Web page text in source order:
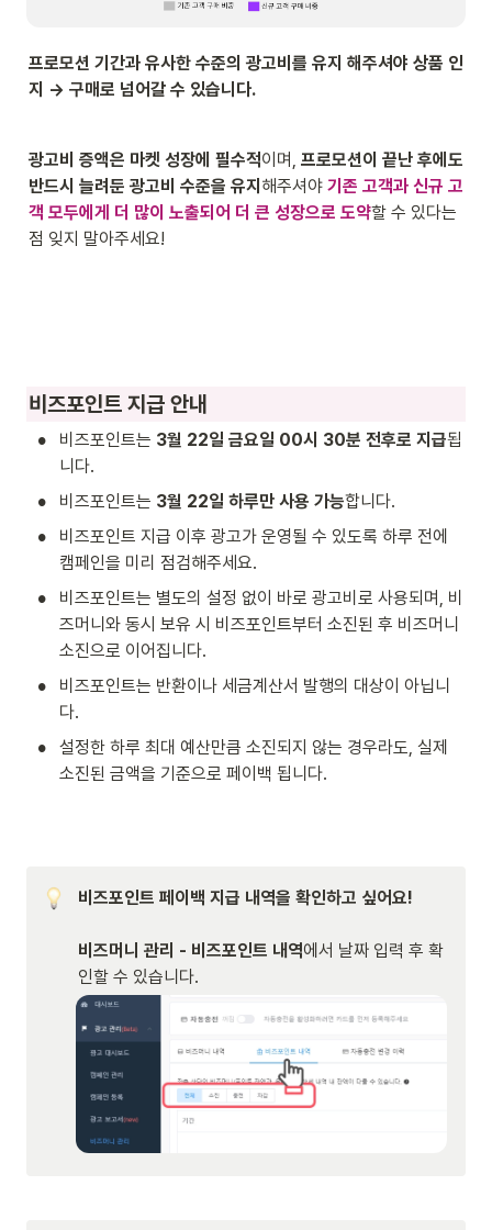
프로모션 기간과 유사한 수준의 광고비를 유지 해주셔야 상품 인
지 → 구매로 넘어갈 수 있습니다.
광고비 증액은 마켓 성장에 필수적이며, 프로모션이 끝난 후에도
반드시 늘려둔 광고비 수준을 유지 해주셔야 기존 고객과 신규 고
객 모두에게 더 많이 노출되어 더 큰 성장으로 도약할 수 있다는
점 잊지 말아주세요!
비즈포인트 지급 안내
• 비즈포인트는 3월 22일 금요일 00시 30분 전후로 지급됩
니다.
• 비즈포인트는 3월 22일 하루만 사용 가능합니다.
•
비즈포인트 지급 이후 광고가 운영될 수 있도록 하루 전에
캠페인을 미리 점검해주세요.
•
비즈포인트는 별도의 설정 없이 바로 광고비로 사용되며, 비
즈머니와 동시 보유 시 비즈포인트부터 소진된 후 비즈머니
소진으로 이어집니다.
•
비즈포인트는 반환이나 세금계산서 발행의 대상이 아닙니
다.
•
설정한 하루 최대 예산만큼 소진되지 않는 경우라도, 실제
소진된 금액을 기준으로 페이백 됩니다.
비즈포인트 페이백 지급 내역을 확인하고 싶어요!
비즈머니 관리 - 비즈포인트 내역에서 날짜 입력 후 확
인할 수 있습니다.